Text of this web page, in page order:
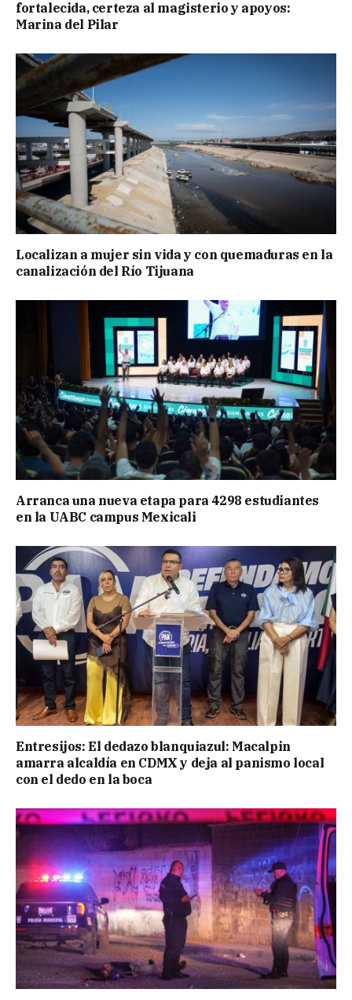
fortalecida, certeza al magisterio y apoyos:
Marina del Pilar
Localizan a mujer sin vida y con quemaduras en la
canalización del Río Tijuana
Arranca una nueva etapa para 4298 estudiantes
en la UABC campus Mexicali
Entresijos: El dedazo blanquiazul: Macalpin
amarra alcaldía en CDMX y deja al panismo local
con el dedo en la boca